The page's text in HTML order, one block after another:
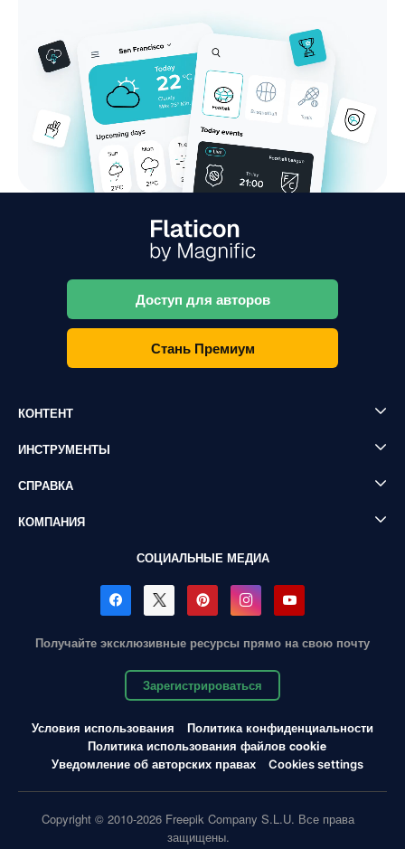
Доступ для авторов
Стань Премиум
КОНТЕНТ
ИНСТРУМЕНТЫ
СПРАВКА
КОМПАНИЯ
СОЦИАЛЬНЫЕ МЕДИА
Получайте эксклюзивные ресурсы прямо на свою почту
Зарегистрироваться
Условия использования
Политика конфиденциальности
Политика использования файлов cookie
Уведомление об авторских правах
Cookies settings
Copyright © 2010-2026 Freepik Company S.L.U. Все права
защищены.